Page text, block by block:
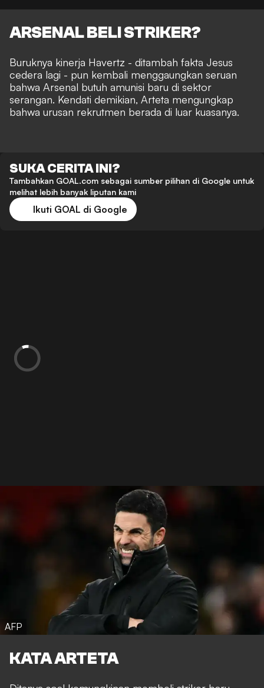
ARSENAL BELI STRIKER?
Buruknya kinerja Havertz - ditambah fakta Jesus
cedera lagi - pun kembali menggaungkan seruan
bahwa Arsenal butuh amunisi baru di sektor
serangan. Kendati demikian, Arteta mengungkap
bahwa urusan rekrutmen berada di luar kuasanya.
SUKA CERITA INI?
Tambahkan GOAL.com sebagai sumber pilihan di Google untuk
melihat lebih banyak liputan kami
Ikuti GOAL di Google
AFP
KATA ARTETA